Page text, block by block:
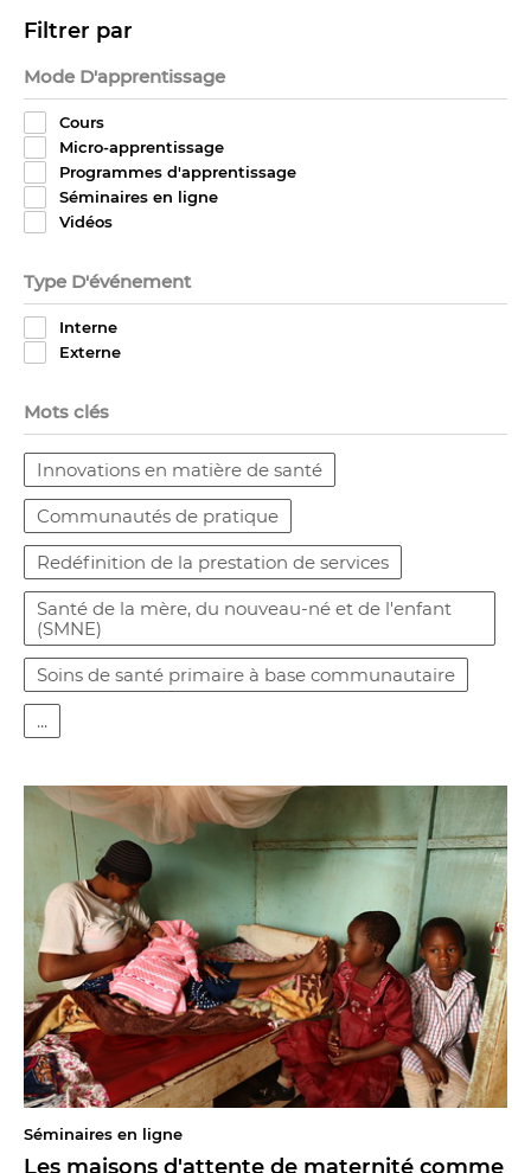
Filtrer par
Mode D'apprentissage
Cours
Micro-apprentissage
Programmes d'apprentissage
Séminaires en ligne
Vidéos
Type D'événement
Interne
Externe
Mots clés
Innovations en matière de santé
Communautés de pratique
Redéfinition de la prestation de services
Santé de la mère, du nouveau-né et de l'enfant
(SMNE)
Soins de santé primaire à base communautaire
...
Séminaires en ligne
Les maisons d'attente de maternité comme